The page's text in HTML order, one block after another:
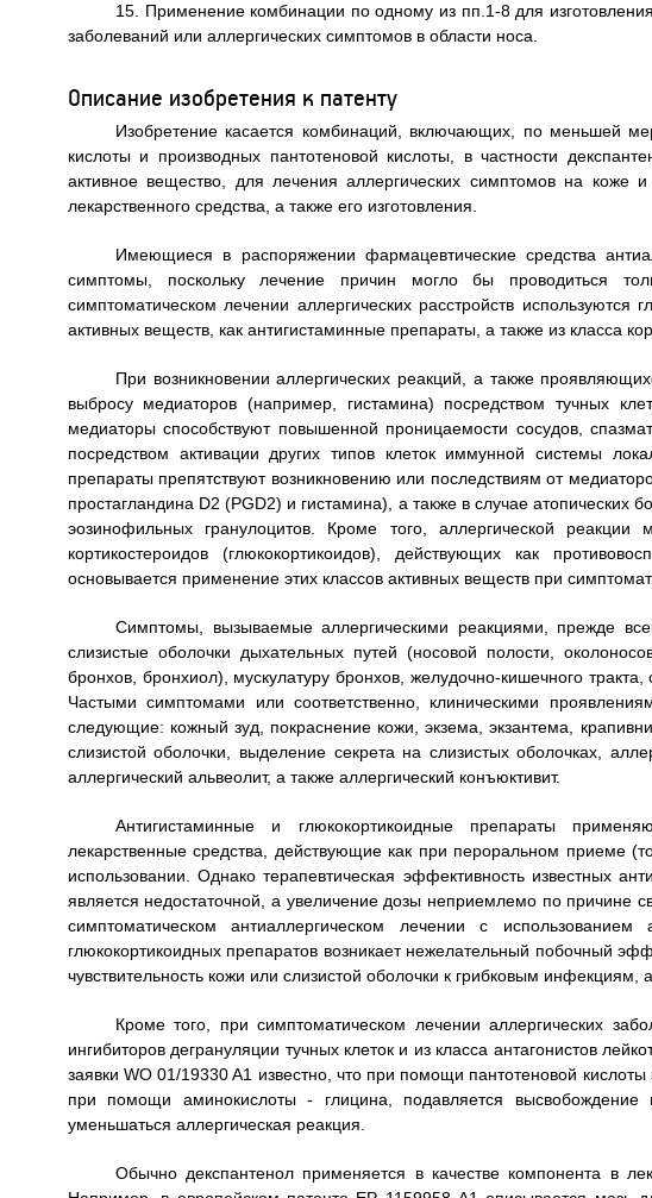
15. Применение комбинации по одному из пп.1-8 для
заболеваний или аллергических симптомов в области носа.
Описание изобретения к патенту
Изобретение касается комбинаций, включающих, по меньшей
кислоты и производных пантотеновой кислоты, в частности
активное вещество, для лечения аллергических симптомов на коже
лекарственного средства, а также его изготовления.
Имеющиеся в распоряжении фармацевтические средства
симптомы, поскольку лечение причин могло бы проводиться
симптоматическом лечении аллергических расстройств используются
активных веществ, как антигистаминные препараты, а также из класса
При возникновении аллергических реакций, а также
выбросу медиаторов (например, гистамина) посредством тучных
медиаторы способствуют повышенной проницаемости сосудов,
посредством активации других типов клеток иммунной системы
препараты препятствуют возникновению или последствиям от
простагландина D2 (PGD2) и гистамина), а также в случае
эозинофильных гранулоцитов. Кроме того, аллергической
кортикостероидов (глюкокортикоидов), действующих как
основывается применение этих классов активных веществ при
Симптомы, вызываемые аллергическими реакциями, прежде
слизистые оболочки дыхательных путей (носовой полости,
бронхов, бронхиол), мускулатуру бронхов, желудочно-кишечного тракта,
Частыми симптомами или соответственно, клиническими
следующие: кожный зуд, покраснение кожи, экзема, экзантема,
слизистой оболочки, выделение секрета на слизистых оболочках,
аллергический альвеолит, а также аллергический конъюктивит.
Антигистаминные и глюкокортикоидные препараты
лекарственные средства, действующие как при пероральном приеме
использовании. Однако терапевтическая эффективность известных
является недостаточной, а увеличение дозы неприемлемо по причине
симптоматическом антиаллергическом лечении с
глюкокортикоидных препаратов возникает нежелательный побочный
чувствительность кожи или слизистой оболочки к грибковым
Кроме того, при симптоматическом лечении аллергических
ингибиторов дегрануляции тучных клеток и из класса антагонистов
заявки WO 01/19330 A1 известно, что при помощи пантотеновой
при помощи аминокислоты - глицина, подавляется
уменьшаться аллергическая реакция.
Обычно декспантенол применяется в качестве компонента в